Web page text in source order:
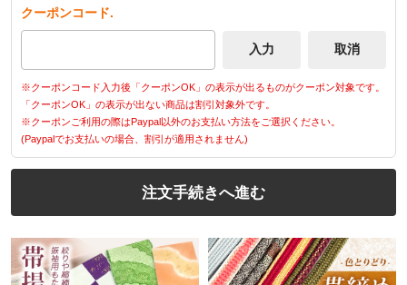
クーポンコード.
※クーポンコード入力後「クーポンOK」の表示が出るものがクーポン対象です。
「クーポンOK」の表示が出ない商品は割引対象外です。
※クーポンご利用の際はPaypal以外のお支払い方法をご選択ください。
(Paypalでお支払いの場合、割引が適用されません)
注文手続きへ進む